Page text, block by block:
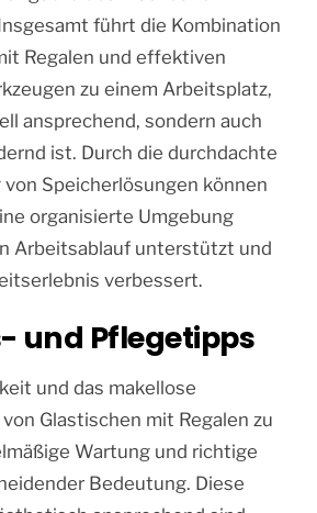
führt die Kombination
Regalen und effektiven
zu einem Arbeitsplatz,
ansprechend, sondern auch
ist. Durch die durchdachte
Speicherlösungen können
organisierte Umgebung
Arbeitsablauf unterstützt und
verbessert.
und Pflegetipps
und das makellose
Glastischen mit Regalen zu
Wartung und richtige
Bedeutung. Diese